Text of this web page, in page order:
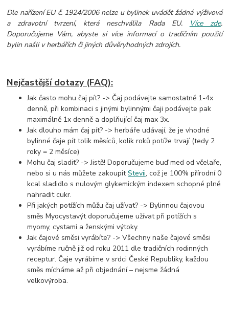
Dle nařízení EU č. 1924/2006 nelze u bylinek uvádět žádná výživová
a zdravotní tvrzení, která neschválila Rada EU.
Více zde.
Doporučujeme Vám, abyste si více informací o tradičním použití
bylin našli v herbářích či jiných důvěryhodných zdrojích.
Nejčastější dotazy (FAQ):
Jak často mohu čaj pít? -> Čaj podávejte samostatně 1-4x
denně, při kombinaci s jinými bylinnými čajipodávejte pak
maximálně 1x denně a doplňující čaj max 3x.
Jak dlouho mám čaj pít? -> herbáře udávají, že je vhodné
bylinné čaje pít tolik měsíců, kolik roků potíže trvají (tedy 2
roky = 2 měsíce)
Mohu čaj sladit? -> Jistě! Doporučujeme buď med od včelaře,
nebo si u nás můžete zakoupitStevii, což je 100% přírodní 0
kcal sladidlo s nulovým glykemickým indexem schopné plně
nahradit cukr.
Při jakých potížích můžu čaj užívat? -> Bylinnou čajovou
směs Myocystavýt doporučujeme užívat při potížích s
myomy, cystami a ženskými výtoky.
Jak čajové směsi vyrábíte? -> Všechny naše čajové směsi
vyrábíme ručně již od roku 2011 dle tradičních rodinných
receptur. Čaje vyrábíme v srdci České Republiky, každou
směs mícháme až při objednání – nejsme žádná
velkovýroba.